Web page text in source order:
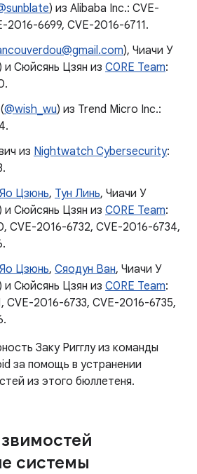
) из Alibaba Inc.: CVE-
2016-6699, CVE-2016-6711.
), Чиачи У
) и Сюйсянь Цзян из C0RE Team:
@wish_wu) из Trend Micro Inc.:
из Nightwatch Cybersecurity:
Яо Цзюнь, Тун Линь, Чиачи У
) и Сюйсянь Цзян из C0RE Team:
CVE-2016-6732, CVE-2016-6734,
Яо Цзюнь, Сяодун Ван, Чиачи У
) и Сюйсянь Цзян из C0RE Team:
CVE-2016-6733, CVE-2016-6735,
Заку Ригглу из команды
за помощь в устранении
из этого бюллетеня.
системы